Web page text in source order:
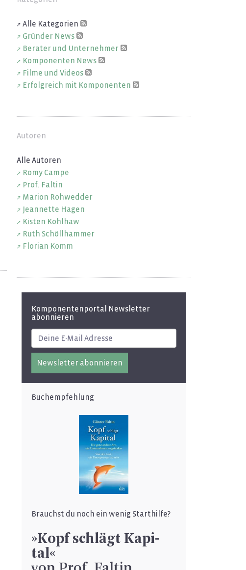
Alle Ka­te­go­ri­en
Grün­der News
Be­ra­ter und Un­ter­neh­mer
Kom­po­nen­ten News
Filme und Vi­de­os
Er­folg­reich mit Kom­po­nen­ten
Autoren
Alle Au­to­ren
Romy Campe
Prof. Fal­tin
Ma­ri­on Roh­wed­der
Jean­net­te Hagen
Kis­ten Kohl­haw
Ruth Schöll­ham­mer
Flo­ri­an Komm
Komponentenportal Newsletter
abonnieren
Newsletter abonnieren
Buchempfehlung
Brauchst du noch ein wenig Start­hil­fe?
»Kopf schlägt Ka­pi­
tal«